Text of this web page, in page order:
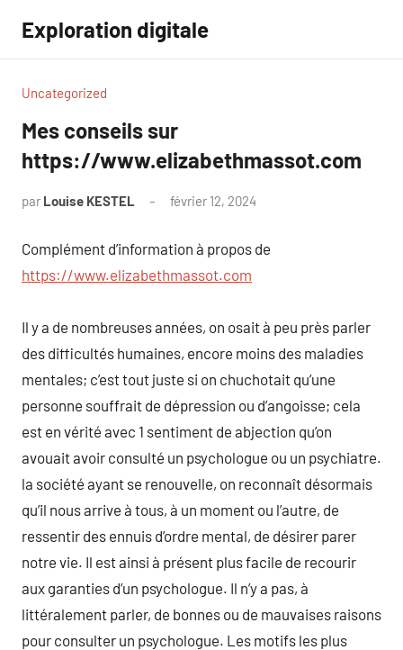
contenu
Exploration digitale
Uncategorized
Mes conseils sur
https://www.elizabethmassot.com
par Louise KESTEL février 12, 2024
Complément d’information à propos de
https://www.elizabethmassot.com
Il y a de nombreuses années, on osait à peu près parler
des difficultés humaines, encore moins des maladies
mentales; c’est tout juste si on chuchotait qu’une
personne souffrait de dépression ou d’angoisse; cela
est en vérité avec 1 sentiment de abjection qu’on
avouait avoir consulté un psychologue ou un psychiatre.
la société ayant se renouvelle, on reconnaît désormais
qu’il nous arrive à tous, à un moment ou l’autre, de
ressentir des ennuis d’ordre mental, de désirer parer
notre vie. Il est ainsi à présent plus facile de recourir
aux garanties d’un psychologue. Il n’y a pas, à
littéralement parler, de bonnes ou de mauvaises raisons
pour consulter un psychologue. Les motifs les plus